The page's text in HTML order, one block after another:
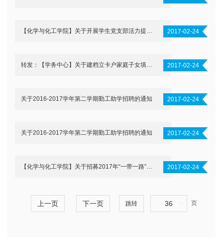
2017-02-24
2017-02-24
关于2016-2017学年第二学期勤工助学招聘的通知 2017-02-24
关于2016-2017学年第二学期勤工助学招聘的通知 2017-02-24
2017-02-24
上一页 下一页 跳转 36 页